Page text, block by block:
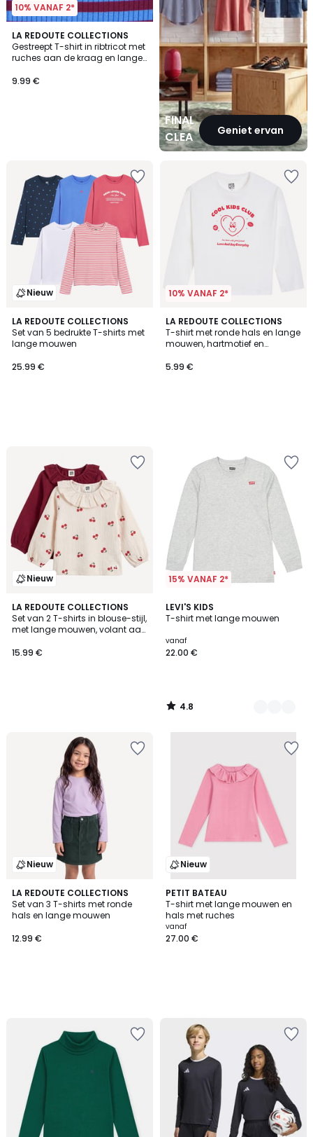
10% VANAF 2*
LA REDOUTE COLLECTIONS
Gestreept T-shirt in ribtricot met
ruches aan de kraag en lange
9.99 €
FINAL
CLEARANCEGeniet ervan
Nieuw
LA REDOUTE COLLECTIONS
Set van 5 bedrukte T-shirts met
lange mouwen
25.99 €
10% VANAF 2*
LA REDOUTE COLLECTIONS
T-shirt met ronde hals en lange
mouwen, hartmotief en
5.99 €
Nieuw
LA REDOUTE COLLECTIONS
Set van 2 T-shirts in blouse-stijl,
met lange mouwen, volant aan
15.99 €
15% VANAF 2*
LEVI'S KIDS
T-shirt met lange mouwen
vanaf
22.00 €
4.8
/ 5
4
Kleuren
4.8
/
Nieuw
LA REDOUTE COLLECTIONS
Set van 3 T-shirts met ronde
hals en lange mouwen
12.99 €
Nieuw
PETIT BATEAU
T-shirt met lange mouwen en
hals met ruches
vanaf
27.00 €